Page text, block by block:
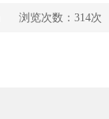
浏览次数： 314次